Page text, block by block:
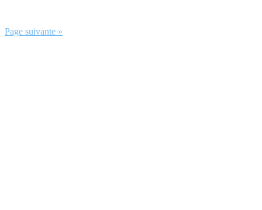
Page suivante »